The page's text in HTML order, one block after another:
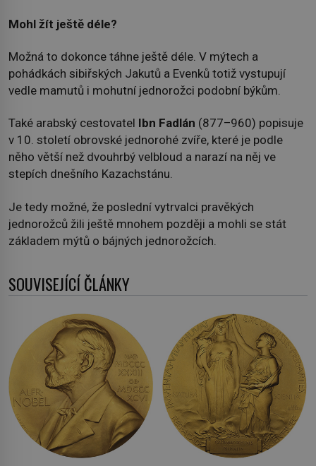
Mohl žít ještě déle?
Možná to dokonce táhne ještě déle. V mýtech a
pohádkách sibiřských Jakutů a Evenků totiž vystupují
vedle mamutů i mohutní jednorožci podobní býkům.
Také arabský cestovatel Ibn Fadlán (877–960) popisuje
v 10. století obrovské jednorohé zvíře, které je podle
něho větší než dvouhrbý velbloud a narazí na něj ve
stepích dnešního Kazachstánu.
Je tedy možné, že poslední vytrvalci pravěkých
jednorožců žili ještě mnohem později a mohli se stát
základem mýtů o bájných jednorožcích.
SOUVISEJÍCÍ ČLÁNKY